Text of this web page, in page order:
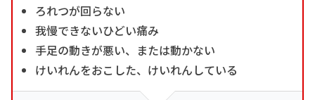
ろれつが回らない
我慢できないひどい痛み
手足の動きが悪い、または動かない
けいれんをおこした、けいれんしている